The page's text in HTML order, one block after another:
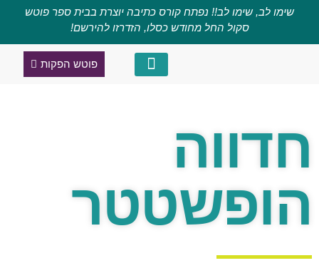
שימו לב, שימו לב!! נפתח קורס כתיבה יוצרת בבית ספר פוטש
סקול החל מחודש כסלו, הזדרזו להירשם!
פוטש הפקות
חדווה
הופשטטר